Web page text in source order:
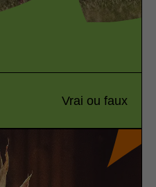
Vrai ou faux